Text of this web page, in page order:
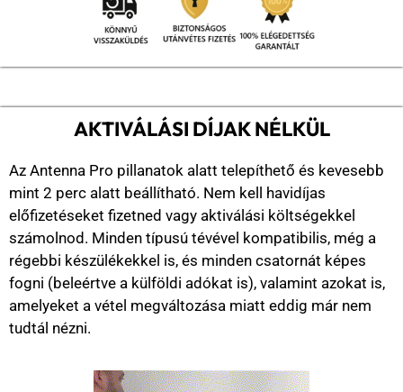
AKTIVÁLÁSI DÍJAK NÉLKÜL
Az Antenna Pro pillanatok alatt telepíthető és kevesebb
mint 2 perc alatt beállítható. Nem kell havidíjas
előfizetéseket fizetned vagy aktiválási költségekkel
számolnod. Minden típusú tévével kompatibilis, még a
régebbi készülékekkel is, és minden csatornát képes
fogni (beleértve a külföldi adókat is), valamint azokat is,
amelyeket a vétel megváltozása miatt eddig már nem
tudtál nézni.